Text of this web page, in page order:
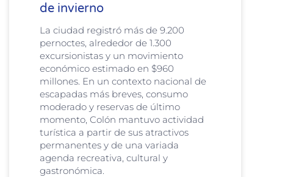
de invierno
La ciudad registró más de 9.200
pernoctes, alrededor de 1.300
excursionistas y un movimiento
económico estimado en $960
millones. En un contexto nacional de
escapadas más breves, consumo
moderado y reservas de último
momento, Colón mantuvo actividad
turística a partir de sus atractivos
permanentes y de una variada
agenda recreativa, cultural y
gastronómica.